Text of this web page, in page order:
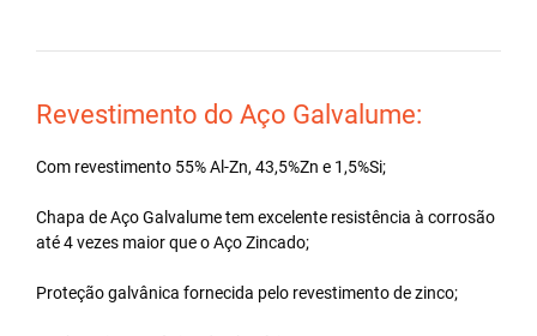
Revestimento do Aço Galvalume:
Com revestimento 55% Al-Zn, 43,5%Zn e 1,5%Si;
Chapa de Aço Galvalume tem excelente resistência à corrosão
até 4 vezes maior que o Aço Zincado;
Proteção galvânica fornecida pelo revestimento de zinco;